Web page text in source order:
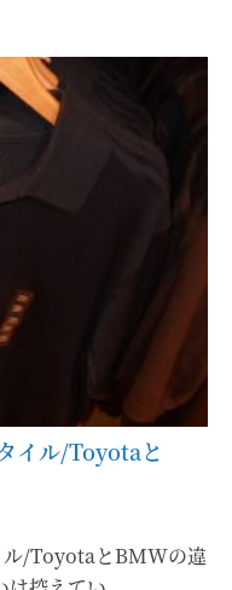
チする。そこで見い
。人間は自分自身に
で客観的でありた
。知は数字と言う事
であり、客観性であ
れが身に付く様にな
「美」は私が一番惹
に終着する。バラン
・・最後は「人間力
る。顔に愛嬌（スマ
輝き、眼光は鋭く、
中肉中背であり、安
には「人生は美であ
そのものではないか
しい。こう言う事を
きが楽しい。女優の吉
60歳位にしか見えな
は無い。日本は8000
係の充実化で充分達
匠」の精神を磨き続
として継続してい
らの「学び」を永遠
と【強め】て行くに
り、「哲学」（信
である。 人間も下半
ない。この根幹の土
）であり、もう一方
国家の運営が上手く行
、社会が「正しい」
スが取れている。人
を考えて、様々な
るにある。どの生き
こがしっかりとしてい
れるであろう。 その
イル/Toyotaと
ル/ToyotaとBMWの違